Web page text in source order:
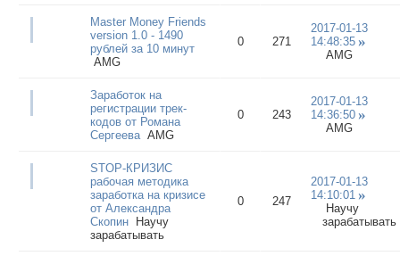
Master Money Friends
version 1.0 - 1490
рублей за 10 минут
AMG
0 271
2017-01-13
14:48:35
AMG
Заработок на
регистрации трек-
кодов от Романа
Сергеева AMG
0 243
2017-01-13
14:36:50
AMG
STOP-КРИЗИС
рабочая методика
заработка на кризисе
от Александра
Скопин
Научу
зарабатывать
0 247
2017-01-13
14:10:01
Научу
зарабатывать